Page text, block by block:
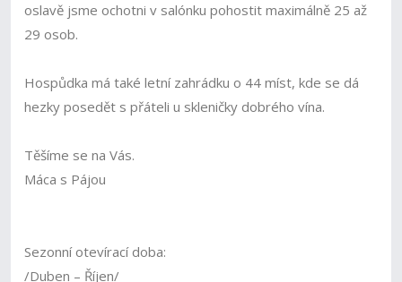
oslavě jsme ochotni v salónku pohostit maximálně 25 až
29 osob.
Hospůdka má také letní zahrádku o 44 míst, kde se dá
hezky posedět s přáteli u skleničky dobrého vína.
Těšíme se na Vás.
Máca s Pájou
Sezonní otevírací doba:
/Duben – Říjen/